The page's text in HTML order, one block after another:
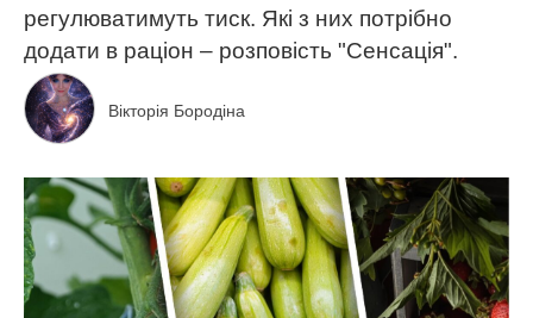
регулюватимуть тиск. Які з них потрібно
додати в раціон – розповість "Сенсація".
Вікторія Бородіна